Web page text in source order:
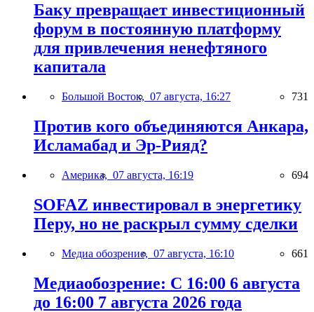
Баку превращает инвестиционный
форум в постоянную платформу
для привлечения ненефтяного
капитала
Большой Восток, 07 августа, 16:27 731
Против кого объединяются Анкара,
Исламабад и Эр-Рияд?
Америка, 07 августа, 16:19 694
SOFAZ инвестировал в энергетику
Перу, но не раскрыл сумму сделки
Медиа обозрение, 07 августа, 16:10 661
Медиаобозрение: С 16:00 6 августа
до 16:00 7 августа 2026 года